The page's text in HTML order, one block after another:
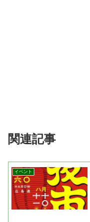
関連記事
イベント